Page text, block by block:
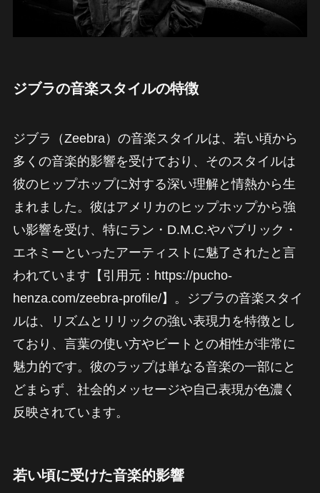
ジブラの音楽スタイルの特徴
ジブラ（Zeebra）の音楽スタイルは、若い頃から
多くの音楽的影響を受けており、そのスタイルは
彼のヒップホップに対する深い理解と情熱から生
まれました。彼はアメリカのヒップホップから強
い影響を受け、特にラン・D.M.C.やパブリック・
エネミーといったアーティストに魅了されたと言
われています【引用元：https://pucho-
henza.com/zeebra-profile/】。ジブラの音楽スタイ
ルは、リズムとリリックの強い表現力を特徴とし
ており、言葉の使い方やビートとの相性が非常に
魅力的です。彼のラップは単なる音楽の一部にと
どまらず、社会的メッセージや自己表現が色濃く
反映されています。
若い頃に受けた音楽的影響